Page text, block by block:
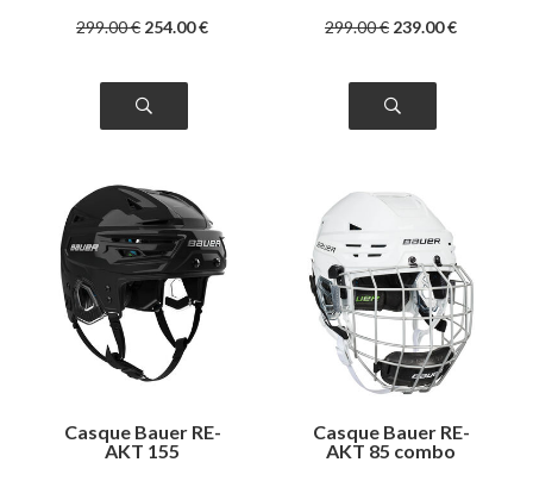
299.00€ 254.00€ 299.00€ 239.00€
Casque Bauer RE-
AKT 155
Casque Bauer RE-
AKT 85 combo